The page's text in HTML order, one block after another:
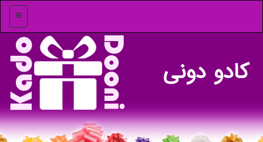
منو
كادو دونی